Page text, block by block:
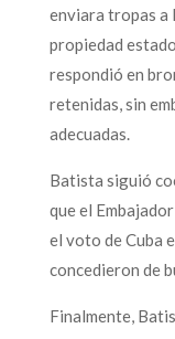
enviara tropas a
propiedad
respondió en
retenidas, sin
adecuadas.
Batista siguió
que el
el voto de Cuba
concedieron de
Finalmente,